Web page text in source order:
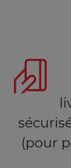
(pour